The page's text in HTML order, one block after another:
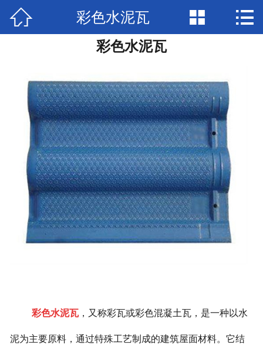
网站首页
检验报告
关于兴圣
视频中心
在线留言
联系我们
 彩色水泥瓦  
彩色水泥瓦
彩色水泥瓦，又称彩瓦或彩色混凝土瓦，是一种以水
泥为主要原料，通过特殊工艺制成的建筑屋面材料。它结